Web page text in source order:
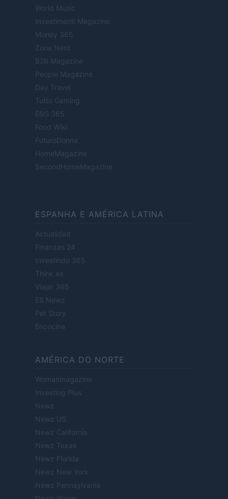
World Music
Investimenti Magazine
Money 365
Zona Nerd
B2B Magazine
People Magazine
Day Travel
Tutto Gaming
ESG 365
Food Wiki
FuturoDonna
HomeMagazine
SecondHomeMagazine
ESPANHA E AMÉRICA LATINA
Actualidad
Finanzas 24
Investindo 365
Think.es
Viajar 365
ES Newz
Pet Story
Encocina
AMÉRICA DO NORTE
Womanmagazine
Investing Plus
Newz
Newz US
Newz California
Newz Texas
Newz Florida
Newz New York
Newz Pennsylvania